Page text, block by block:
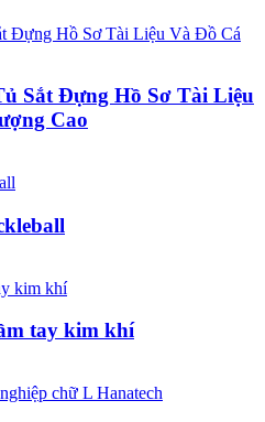
Sắt Đựng Hồ Sơ Tài Liệu
Cao
tay kim khí